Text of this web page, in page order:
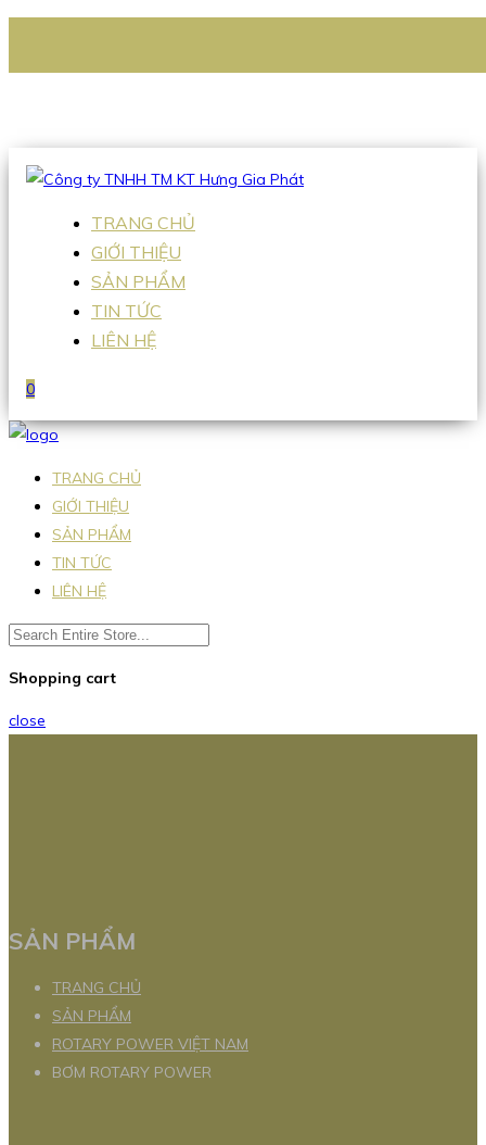
Hotline:0938 336 079
TRANG CHỦ
GIỚI THIỆU
SẢN PHẨM
TIN TỨC
LIÊN HỆ
0
TRANG CHỦ
GIỚI THIỆU
SẢN PHẨM
TIN TỨC
LIÊN HỆ
Shopping cart
close
SẢN PHẨM
TRANG CHỦ
SẢN PHẨM
ROTARY POWER VIỆT NAM
BƠM ROTARY POWER